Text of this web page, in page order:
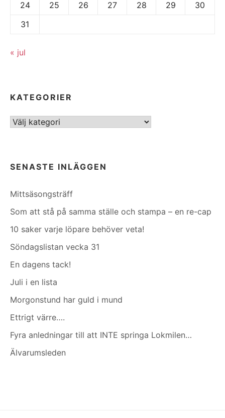
24
25 26 27 28 29
30
31
« jul
KATEGORIER
Kategorier
SENASTE INLÄGGEN
Mittsäsongsträff
Som att stå på samma ställe och stampa – en re-cap
10 saker varje löpare behöver veta!
Söndagslistan vecka 31
En dagens tack!
Juli i en lista
Morgonstund har guld i mund
Ettrigt värre….
Fyra anledningar till att INTE springa Lokmilen…
Älvarumsleden